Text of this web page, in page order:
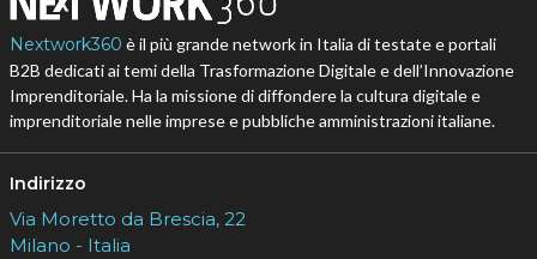
Nextwork360 è il più grande network in Italia di testate e portali
B2B dedicati ai temi della Trasformazione Digitale e dell’Innovazione
Imprenditoriale. Ha la missione di diffondere la cultura digitale e
imprenditoriale nelle imprese e pubbliche amministrazioni italiane.
Indirizzo
Via Moretto da Brescia, 22
Milano - Italia